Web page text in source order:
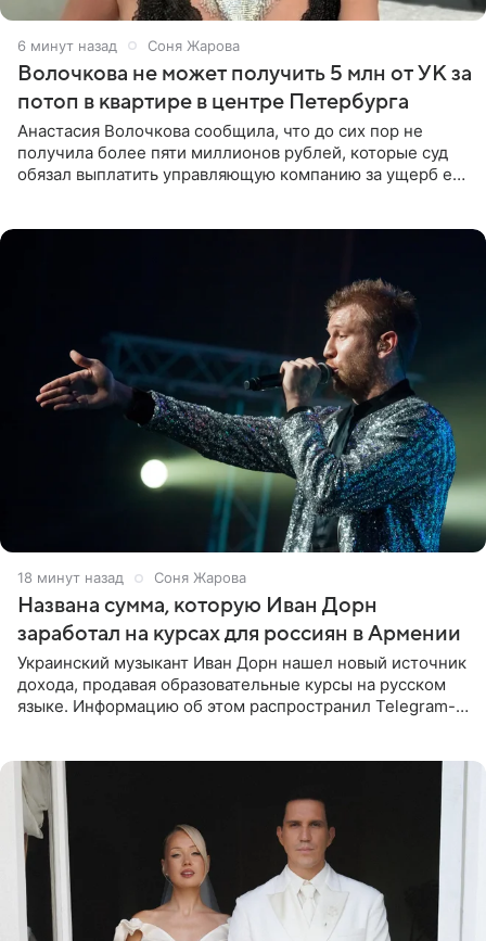
6 минут назад Соня Жарова
Волочкова не может получить 5 млн от УК за
потоп в квартире в центре Петербурга
Анастасия Волочкова сообщила, что до сих пор не
получила более пяти миллионов рублей, которые суд
обязал выплатить управляющую компанию за ущерб ее
18 минут назад Соня Жарова
Названа сумма, которую Иван Дорн
заработал на курсах для россиян в Армении
Украинский музыкант Иван Дорн нашел новый источник
дохода, продавая образовательные курсы на русском
языке. Информацию об этом распространил Telegram-